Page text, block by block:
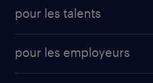
pour les talents
pour les employeurs